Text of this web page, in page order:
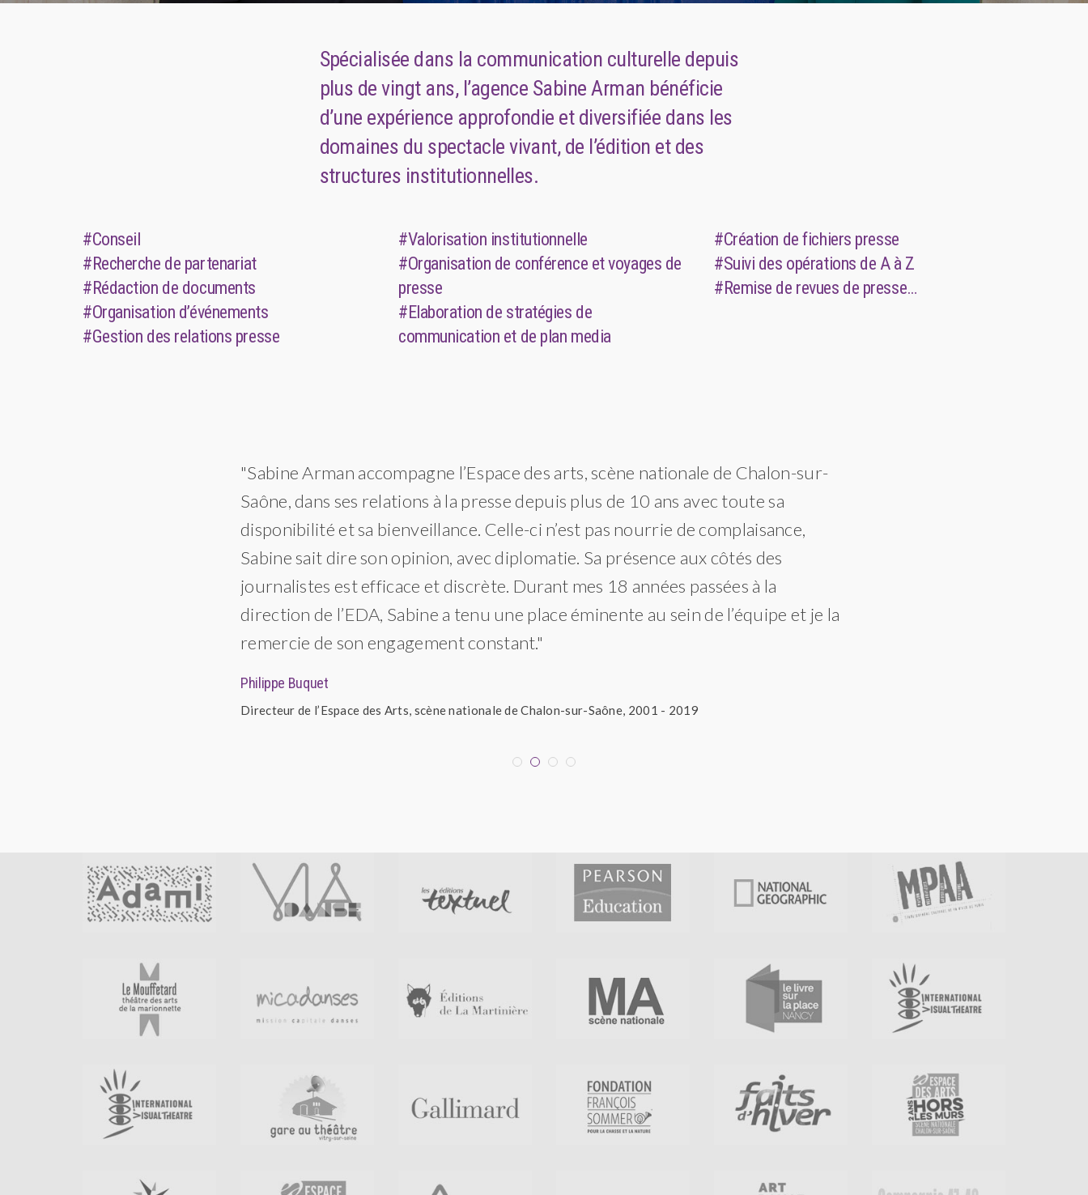
Spécialisée dans la communication culturelle depuis
plus de vingt ans, l’agence Sabine Arman bénéficie
d’une expérience approfondie et diversifiée dans les
domaines du spectacle vivant, de l’édition et des
structures institutionnelles.
#Conseil
#Recherche de partenariat
#Rédaction de documents
#Organisation d’événements
#Gestion des relations presse
#Valorisation institutionnelle
#Organisation de conférence et voyages de
presse
#Elaboration de stratégies de
communication et de plan media
#Création de fichiers presse
#Suivi des opérations de A à Z
#Remise de revues de presse…
"Sabine Arman accompagne l’Espace des arts, scène nationale de Chalon-sur-
Saône, dans ses relations à la presse depuis plus de 10 ans avec toute sa
disponibilité et sa bienveillance. Celle-ci n’est pas nourrie de complaisance,
Sabine sait dire son opinion, avec diplomatie. Sa présence aux côtés des
journalistes est efficace et discrète. Durant mes 18 années passées à la
direction de l’EDA, Sabine a tenu une place éminente au sein de l’équipe et je la
remercie de son engagement constant."
Philippe Buquet
Directeur de l’Espace des Arts, scène nationale de Chalon-sur-Saône, 2001 - 2019